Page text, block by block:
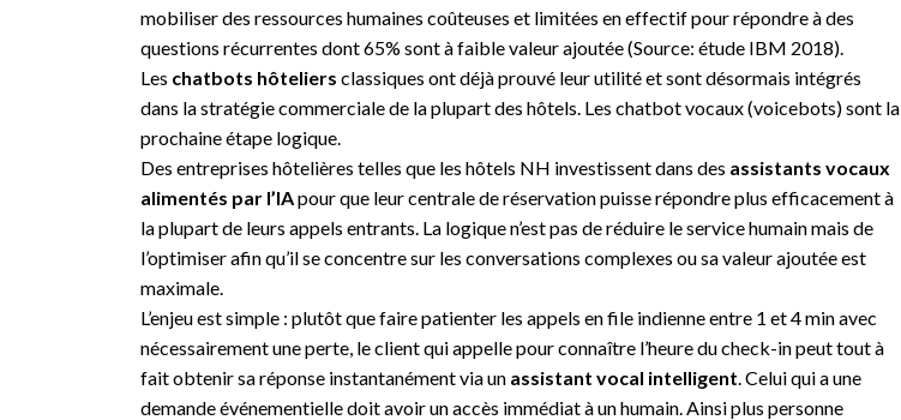
mobiliser des ressources humaines coûteuses et limitées en effectif pour répondre à des
questions récurrentes dont 65% sont à faible valeur ajoutée (Source: étude IBM 2018).
Les chatbots hôteliers classiques ont déjà prouvé leur utilité et sont désormais intégrés
dans la stratégie commerciale de la plupart des hôtels. Les chatbot vocaux (voicebots) sont la
prochaine étape logique.
Des entreprises hôtelières telles que les hôtels NH investissent dans des assistants vocaux
alimentés par l’IApour que leur centrale de réservation puisse répondre plus efficacement à
la plupart de leurs appels entrants. La logique n’est pas de réduire le service humain mais de
l’optimiser afin qu’il se concentre sur les conversations complexes ou sa valeur ajoutée est
maximale.
L’enjeu est simple : plutôt que faire patienter les appels en file indienne entre 1 et 4 min avec
nécessairement une perte, le client qui appelle pour connaître l’heure du check-in peut tout à
fait obtenir sa réponse instantanément via un assistant vocal intelligent. Celui qui a une
demande événementielle doit avoir un accès immédiat à un humain. Ainsi plus personne